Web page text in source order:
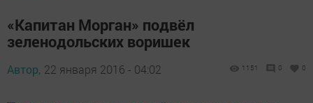
«Капитан Морган» подвёл
зеленодольских воришек
Автор, 22 января 2016 - 04:02 1151 0 0